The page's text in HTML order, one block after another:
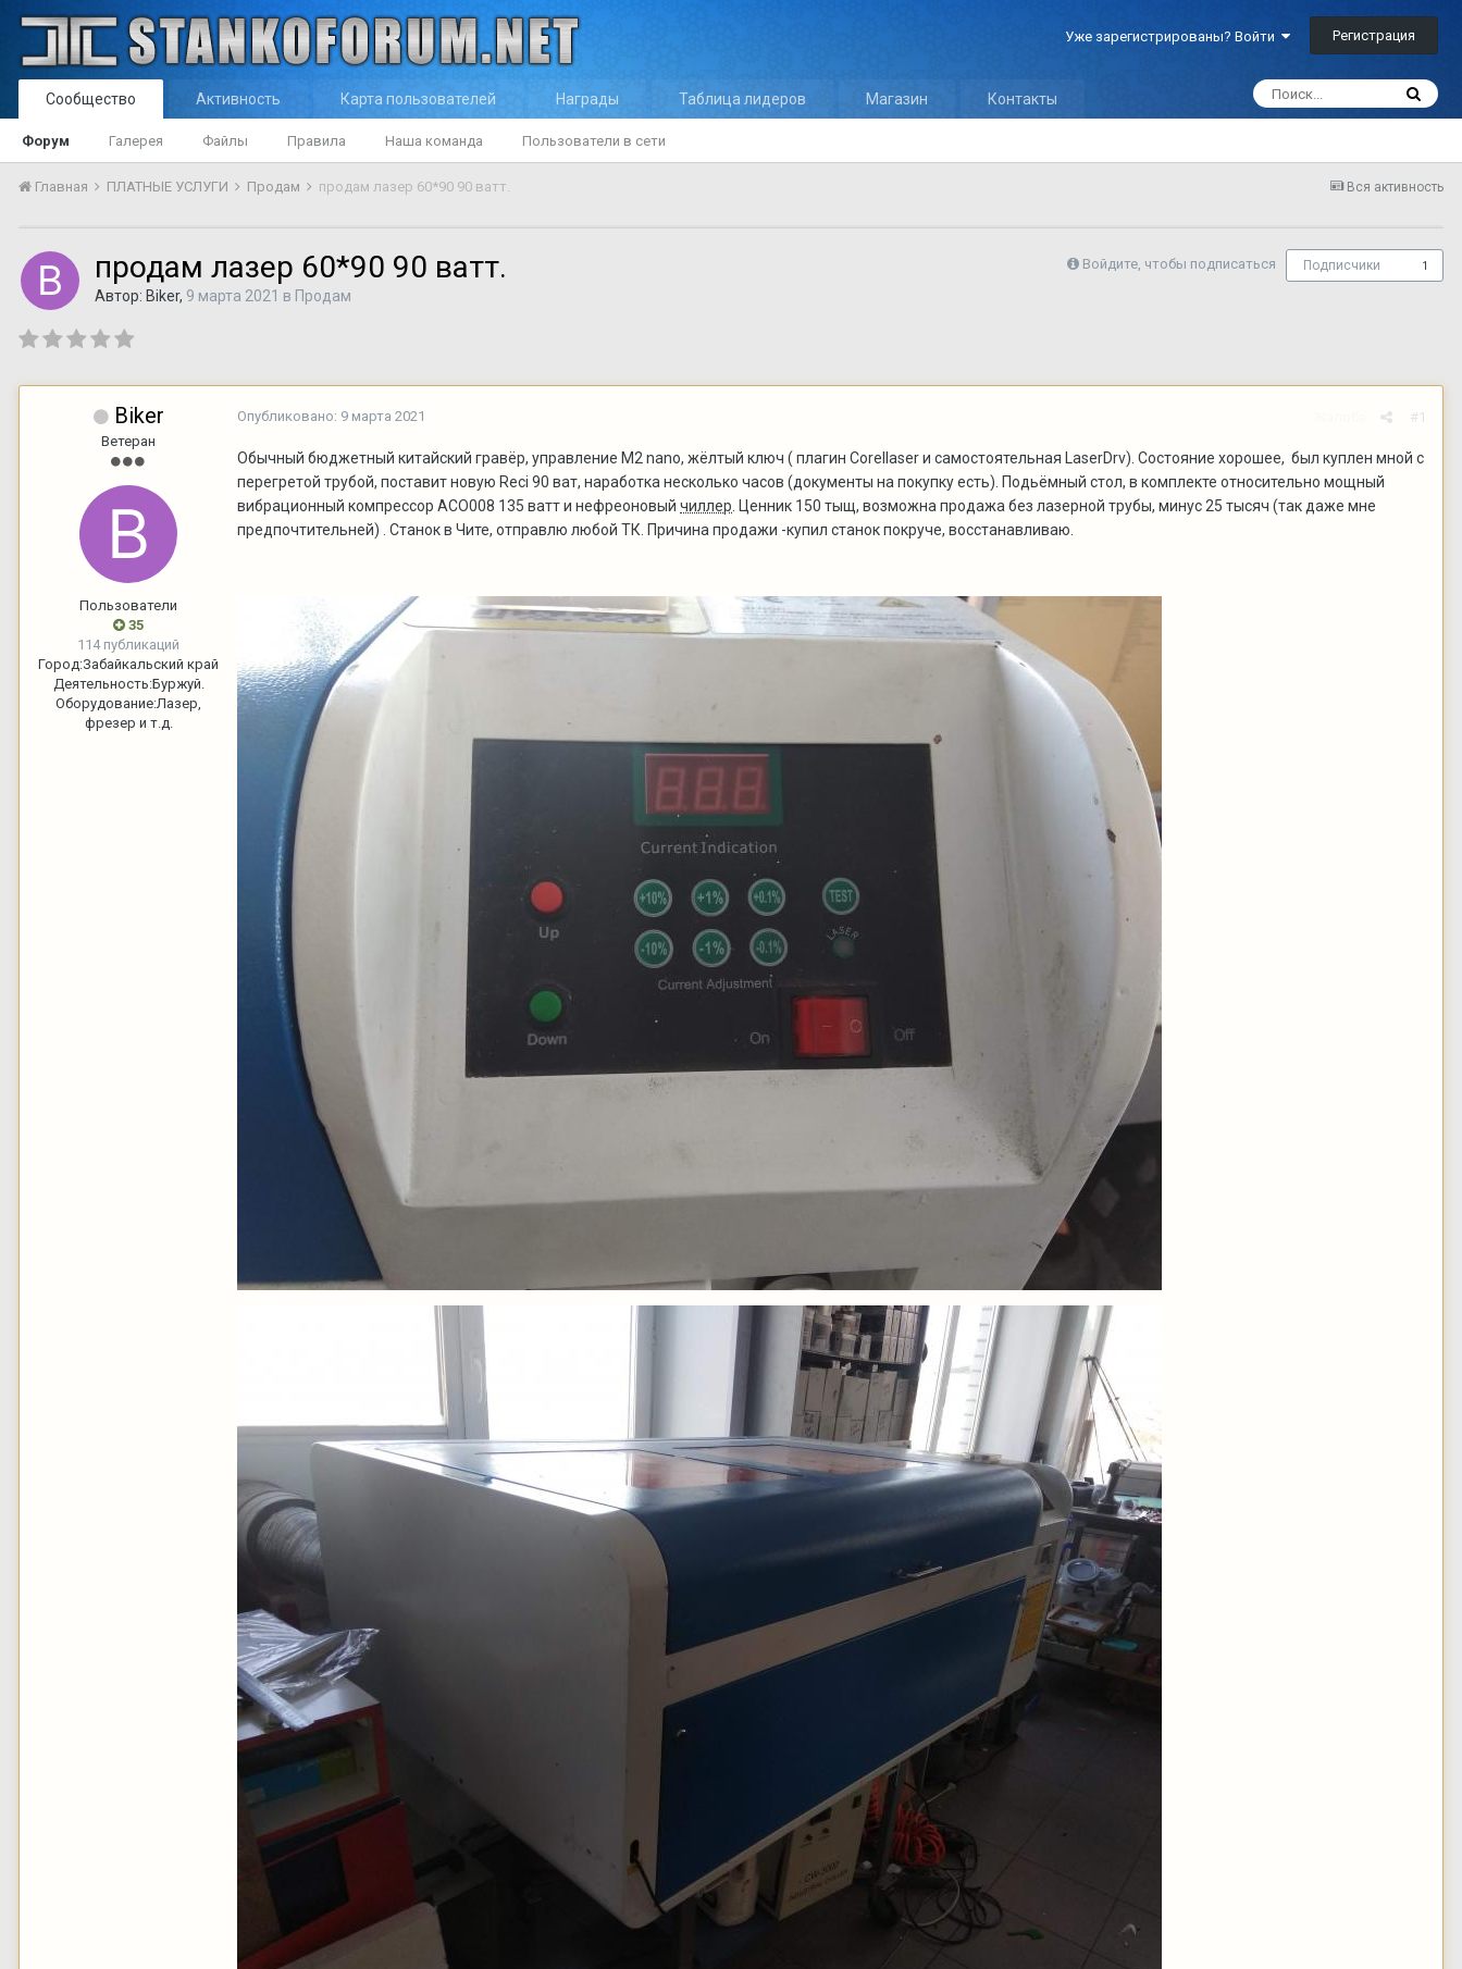
Уже зарегистрированы? Войти Регистрация
Сообщество
Форум Галерея Файлы Правила Наша команда Пользователи в сети
Активность Карта пользователей Награды Таблица лидеров Магазин Контакты
Вся активность
Главная ПЛАТНЫЕ УСЛУГИ Продам продам лазер 60*90 90 ватт.
Войдите, чтобы подписаться Подписчики 1
продам лазер 60*90 90 ватт.
Автор: Biker, 9 марта 2021 в Продам
Biker
Ветеран
Пользователи
35
114 публикаций
Город:Забайкальский край
Деятельность:Буржуй.
Оборудование:Лазер,
фрезер и т.д.
#1
Опубликовано: 9 марта 2021
Обычный бюджетный китайский гравёр, управление М2 nano, жёлтый ключ ( плагин Corellaser и самостоятельная LaserDrv). Состояние хорошее, был куплен мной с
перегретой трубой, поставит новую Reci 90 ват, наработка несколько часов (документы на покупку есть). Подьёмный стол, в комплекте относительно мощный
вибрационный компрессор ACO008 135 ватт и нефреоновый чиллер . Ценник 150 тыщ, возможна продажа без лазерной трубы, минус 25 тысяч (так даже мне
предпочтительней) . Станок в Чите, отправлю любой ТК. Причина продажи -купил станок покруче, восстанавливаю.